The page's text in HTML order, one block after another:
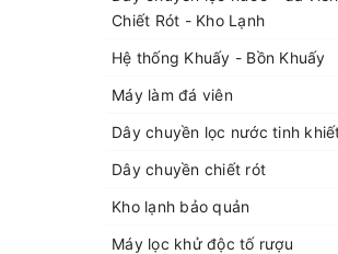
Chiết Rót - Kho Lạnh
Hệ thống Khuấy - Bồn Khuấy
Máy làm đá viên
Dây chuyền lọc nước tinh
Dây chuyền chiết rót
Kho lạnh bảo quản
Máy lọc khử độc tố rượu